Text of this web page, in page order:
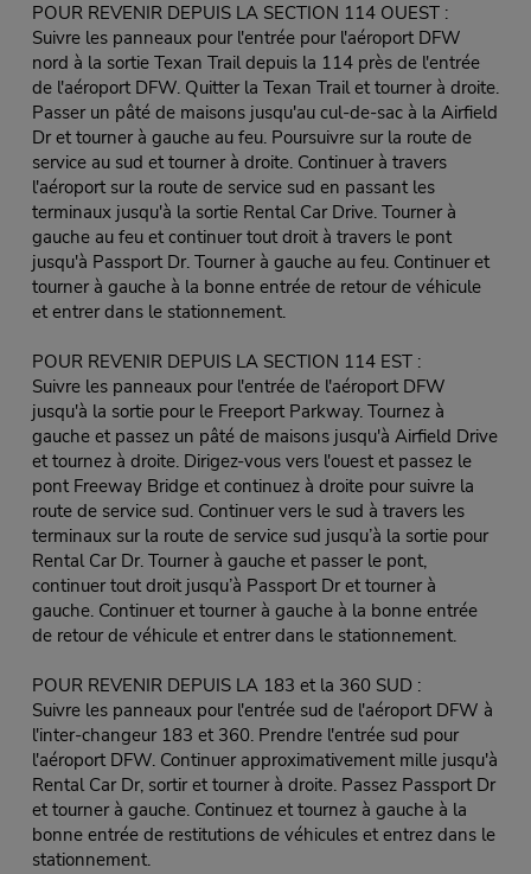
POUR REVENIR DEPUIS LA SECTION 114 OUEST :
Suivre les panneaux pour l'entrée pour l'aéroport DFW
nord à la sortie Texan Trail depuis la 114 près de l'entrée
de l'aéroport DFW. Quitter la Texan Trail et tourner à droite.
Passer un pâté de maisons jusqu'au cul-de-sac à la Airfield
Dr et tourner à gauche au feu. Poursuivre sur la route de
service au sud et tourner à droite. Continuer à travers
l'aéroport sur la route de service sud en passant les
terminaux jusqu'à la sortie Rental Car Drive. Tourner à
gauche au feu et continuer tout droit à travers le pont
jusqu'à Passport Dr. Tourner à gauche au feu. Continuer et
tourner à gauche à la bonne entrée de retour de véhicule
et entrer dans le stationnement.
POUR REVENIR DEPUIS LA SECTION 114 EST :
Suivre les panneaux pour l'entrée de l'aéroport DFW
jusqu'à la sortie pour le Freeport Parkway. Tournez à
gauche et passez un pâté de maisons jusqu'à Airfield Drive
et tournez à droite. Dirigez-vous vers l'ouest et passez le
pont Freeway Bridge et continuez à droite pour suivre la
route de service sud. Continuer vers le sud à travers les
terminaux sur la route de service sud jusqu’à la sortie pour
Rental Car Dr. Tourner à gauche et passer le pont,
continuer tout droit jusqu’à Passport Dr et tourner à
gauche. Continuer et tourner à gauche à la bonne entrée
de retour de véhicule et entrer dans le stationnement.
POUR REVENIR DEPUIS LA 183 et la 360 SUD :
Suivre les panneaux pour l'entrée sud de l'aéroport DFW à
l'inter-changeur 183 et 360. Prendre l'entrée sud pour
l'aéroport DFW. Continuer approximativement mille jusqu'à
Rental Car Dr, sortir et tourner à droite. Passez Passport Dr
et tourner à gauche. Continuez et tournez à gauche à la
bonne entrée de restitutions de véhicules et entrez dans le
stationnement.